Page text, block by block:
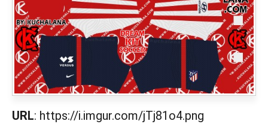
URL: https://i.imgur.com/jTj81o4.png